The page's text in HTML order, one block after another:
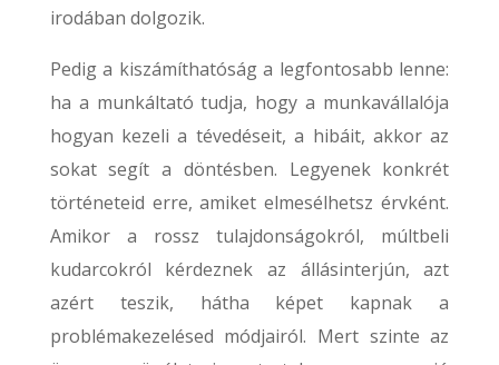
irodában dolgozik.
Pedig a kiszámíthatóság a legfontosabb lenne:
ha a munkáltató tudja, hogy a munkavállalója
hogyan kezeli a tévedéseit, a hibáit, akkor az
sokat segít a döntésben. Legyenek konkrét
történeteid erre, amiket elmesélhetsz érvként.
Amikor a rossz tulajdonságokról, múltbeli
kudarcokról kérdeznek az állásinterjún, azt
azért teszik, hátha képet kapnak a
problémakezelésed módjairól. Mert szinte az